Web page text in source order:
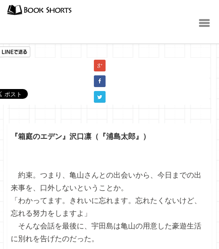
『箱庭のエデン』沢口凛（『浦島太郎』）
約束。つまり、亀山さんとの出会いから、今日までの出
来事を、口外しないということか。
「わかってます。きれいに忘れます。忘れたくないけど、
忘れる努力をしますよ」
そんな会話を最後に、宇田島は亀山の用意した豪遊生活
に別れを告げたのだった。